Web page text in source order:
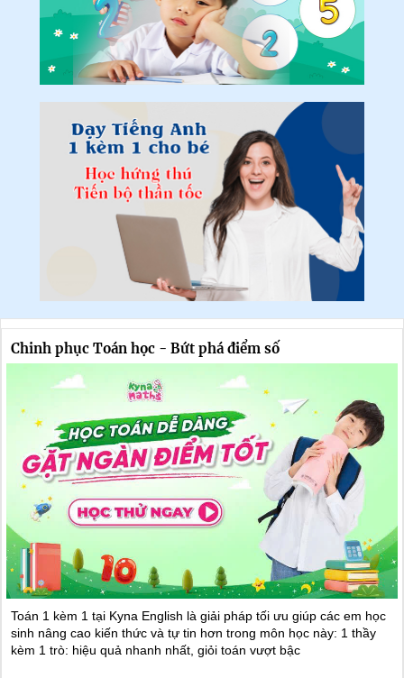
Chinh phục Toán học - Bứt phá điểm số
Toán 1 kèm 1 tại Kyna English là giải pháp tối ưu giúp các em học
sinh nâng cao kiến thức và tự tin hơn trong môn học này: 1 thầy
kèm 1 trò: hiệu quả nhanh nhất, giỏi toán vượt bậc